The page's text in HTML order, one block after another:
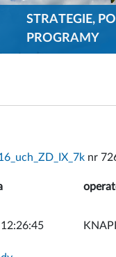
STRATEGIE,
PROGRAMY
nr